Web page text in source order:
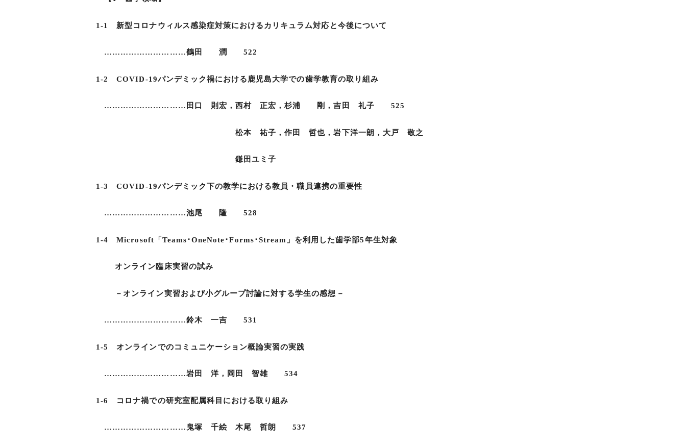
1-1 新型コロナウィルス感染症対策におけるカリキュラム対応と今後について
…………………………鶴田 潤 522
1-2 COVID-19パンデミック禍における鹿児島大学での歯学教育の取り組み
…………………………田口 則宏，西村 正宏，杉浦 剛，吉田 礼子 525
松本 祐子，作田 哲也，岩下洋一朗，大戸 敬之
鎌田ユミ子
1-3 COVID-19パンデミック下の教学における教員・職員連携の重要性
…………………………池尾 隆 528
1-4 Microsoft「Teams･OneNote･Forms･Stream」を利用した歯学部5年生対象
オンライン臨床実習の試み
－オンライン実習および小グループ討論に対する学生の感想－
…………………………鈴木 一吉 531
1-5 オンラインでのコミュニケーション概論実習の実践
…………………………岩田 洋，岡田 智雄 534
1-6 コロナ禍での研究室配属科目における取り組み
…………………………鬼塚 千絵 木尾 哲朗 537